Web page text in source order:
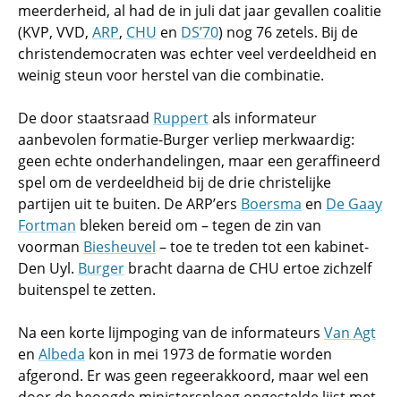
meerderheid, al had de in juli dat jaar gevallen coalitie
(KVP, VVD, ARP, CHU en DS’70) nog 76 zetels. Bij de
christendemocraten was echter veel verdeeldheid en
weinig steun voor herstel van die combinatie.
De door staatsraad Ruppertals informateur
aanbevolen formatie-Burger verliep merkwaardig:
geen echte onderhandelingen, maar een geraffineerd
spel om de verdeeldheid bij de drie christelijke
partijen uit te buiten. De ARP’ers Boersma en De Gaay
Fortman bleken bereid om – tegen de zin van
voorman Biesheuvel – toe te treden tot een kabinet-
Den Uyl. Burger bracht daarna de CHU ertoe zichzelf
buitenspel te zetten.
Na een korte lijmpoging van de informateurs Van Agt
en Albeda kon in mei 1973 de formatie worden
afgerond. Er was geen regeerakkoord, maar wel een